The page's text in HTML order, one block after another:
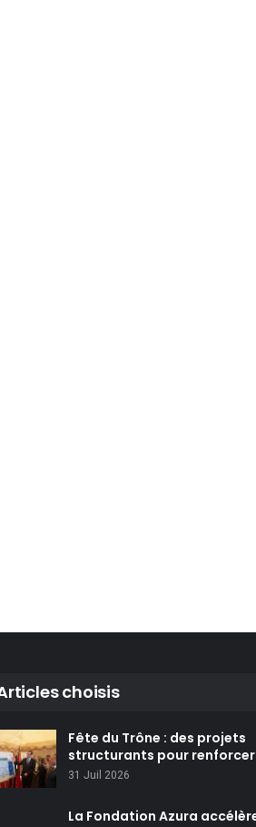
choisis
Fête du Trône : des projets
structurants pour
31 Juil 2026
La Fondation Azura